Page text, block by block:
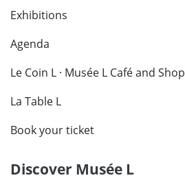
Exhibitions
Agenda
Le Coin L · Musée L Café and Shop
La Table L
Book your ticket
Discover Musée L